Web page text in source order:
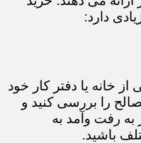
دارد:
از خانه یا دفتر کار خود
را بررسی کنید و
به رفت وآمد به
باشید.